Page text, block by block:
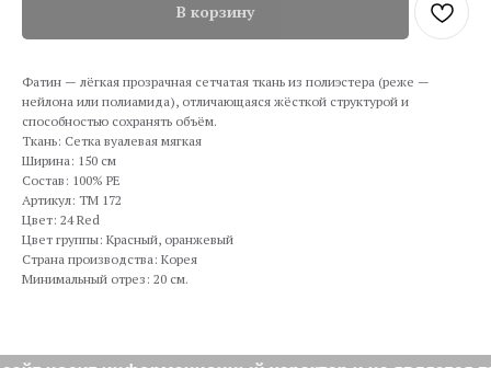
В корзину
Фатин — лёгкая прозрачная сетчатая ткань из полиэстера (реже —
нейлона или полиамида), отличающаяся жёсткой структурой и
способностью сохранять объём.
Ткань: Сетка вуалевая мягкая
Ширина: 150 см
Состав: 100% PE
Артикул: TM 172
Цвет: 24 Red
Цвет группы: Красный, оранжевый
Страна производства: Корея
Минимальный отрез: 20 см.